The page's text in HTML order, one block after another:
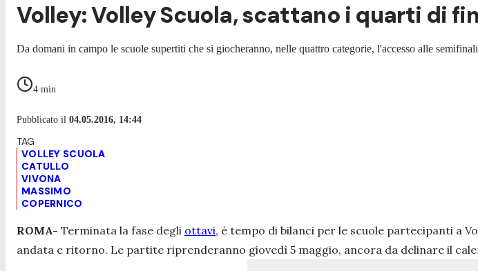
Volley: Volley Scuola, scattano i quarti di
Da domani in campo le scuole supertiti che si giocheranno, nelle quattro categorie, l'accesso alle
4 min
Pubblicato il 04.05.2016, 14:44
VOLLEY SCUOLA
CATULLO
VIVONA
MASSIMO
COPERNICO
ROMA- Terminata la fase degli ottavi, è tempo di bilanci per le scuole partecipanti a
andata e ritorno. Le partite riprenderanno giovedì 5 maggio, ancora da delinare il